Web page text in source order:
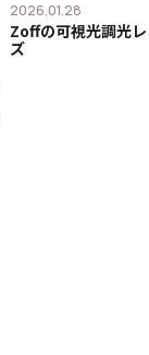
2026.01.28
Zoffの可視光調光
ズ